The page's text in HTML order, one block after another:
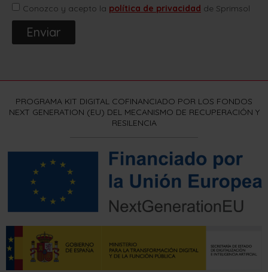
Conozco y acepto la política de privacidad de Sprimsol
Enviar
PROGRAMA KIT DIGITAL COFINANCIADO POR LOS FONDOS
NEXT GENERATION (EU) DEL MECANISMO DE RECUPERACIÓN Y
RESILENCIA